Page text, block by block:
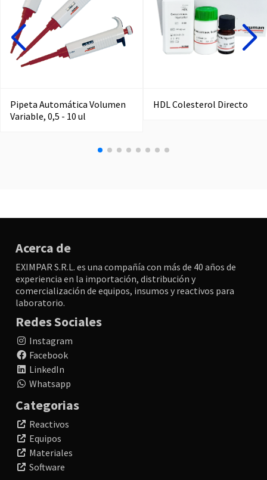
Pipeta Automática Volumen
Variable, 0,5 - 10 ul
HDL Colesterol Directo
Acerca de
EXIMPAR S.R.L. es una compañía con más de 40 años de
experiencia en la importación, distribución y
comercialización de equipos, insumos y reactivos para
laboratorio.
Redes Sociales
Instagram
Facebook
LinkedIn
Whatsapp
Categorias
Reactivos
Equipos
Materiales
Software